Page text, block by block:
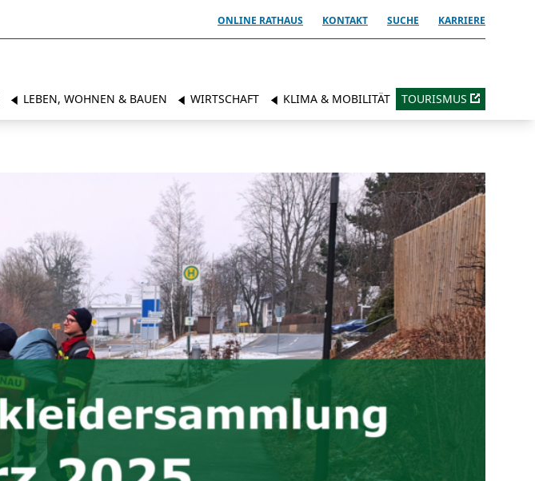
ONLINE RATHAUS KONTAKT SUCHE KARRIERE
LEBEN, WOHNEN & BAUEN WIRTSCHAFT KLIMA & MOBILITÄT TOURISMUS